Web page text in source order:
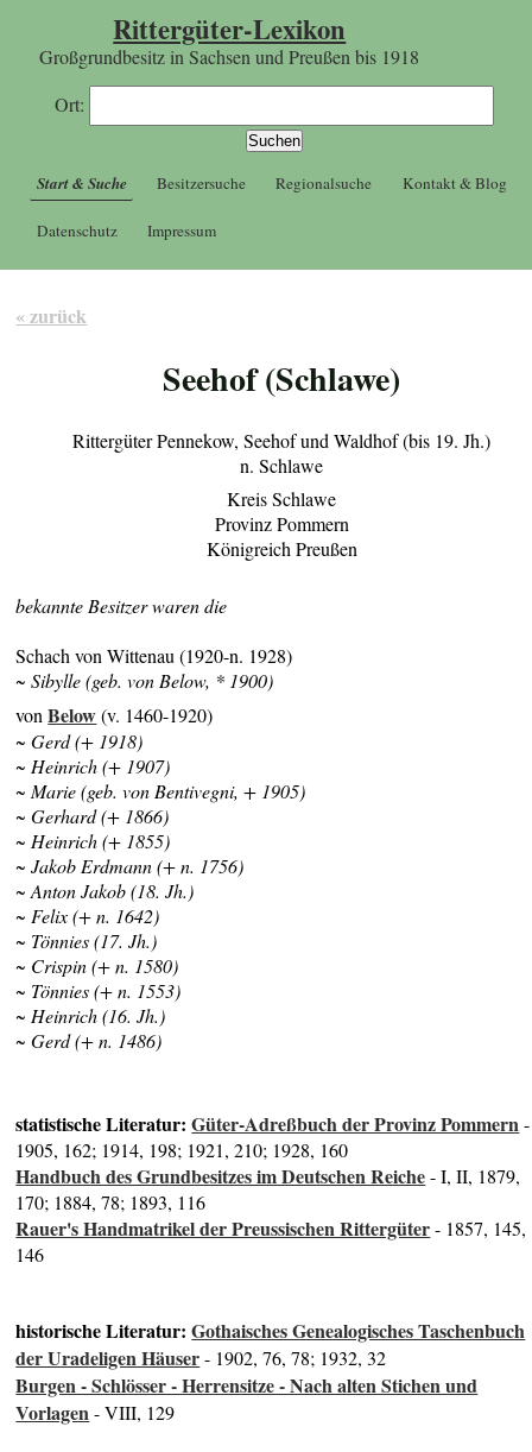
Rittergüter-Lexikon
Großgrundbesitz in Sachsen und Preußen bis 1918
Ort:
Start & Suche Besitzersuche Regionalsuche Kontakt & Blog
Datenschutz Impressum
« zurück
Seehof (Schlawe)
Rittergüter Pennekow, Seehof und Waldhof (bis 19. Jh.)
n. Schlawe
Kreis Schlawe
Provinz Pommern
Königreich Preußen
bekannte Besitzer waren die
Schach von Wittenau (1920-n. 1928)
~ Sibylle (geb. von Below, * 1900)
vonBelow(v. 1460-1920)
~ Gerd (+ 1918)
~ Heinrich (+ 1907)
~ Marie (geb. von Bentivegni, + 1905)
~ Gerhard (+ 1866)
~ Heinrich (+ 1855)
~ Jakob Erdmann (+ n. 1756)
~ Anton Jakob (18. Jh.)
~ Felix (+ n. 1642)
~ Tönnies (17. Jh.)
~ Crispin (+ n. 1580)
~ Tönnies (+ n. 1553)
~ Heinrich (16. Jh.)
~ Gerd (+ n. 1486)
statistische Literatur:Güter-Adreßbuch der Provinz Pommern-
1905, 162; 1914, 198; 1921, 210; 1928, 160
Handbuch des Grundbesitzes im Deutschen Reiche- I, II, 1879,
170; 1884, 78; 1893, 116
Rauer's Handmatrikel der Preussischen Rittergüter- 1857, 145,
146
historische Literatur:Gothaisches Genealogisches Taschenbuch
der Uradeligen Häuser- 1902, 76, 78; 1932, 32
Burgen - Schlösser - Herrensitze - Nach alten Stichen und
Vorlagen- VIII, 129